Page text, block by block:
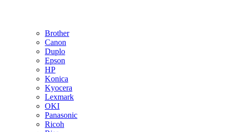
Brother
Canon
Duplo
Epson
HP
Konica
Kyocera
Lexmark
OKI
Panasonic
Ricoh